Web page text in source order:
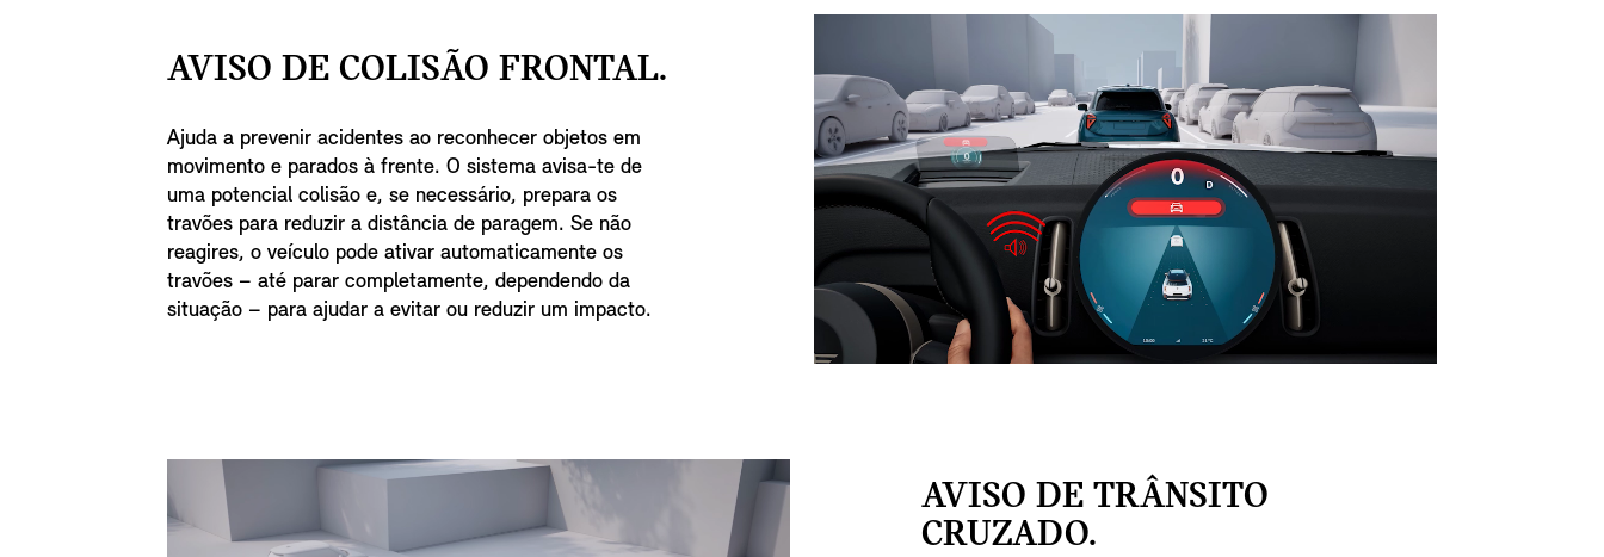
AVISO DE COLISÃO FRONTAL.
Ajuda a prevenir acidentes ao reconhecer objetos em
movimento e parados à frente. O sistema avisa-te de
uma potencial colisão e, se necessário, prepara os
travões para reduzir a distância de paragem. Se não
reagires, o veículo pode ativar automaticamente os
travões – até parar completamente, dependendo da
situação – para ajudar a evitar ou reduzir um impacto.
AVISO DE TRÂNSITO
CRUZADO.